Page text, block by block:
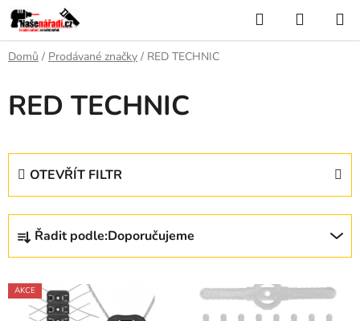
Přejít
na
obsah
Hledat
KOŠÍK
Domů / Prodávané značky / RED TECHNIC
RED TECHNIC
OTEVŘÍT FILTR
Ř
z
e
n
Řadit podle:Doporučujeme
V
ý
AKCE